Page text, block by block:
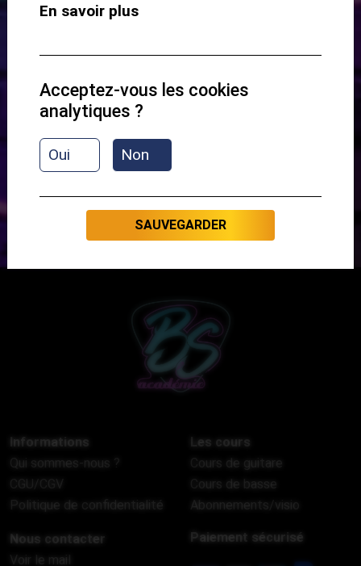
En savoir plus
Oui Non
Acceptez-vous les cookies
analytiques ?
SAUVEGARDER
Informations
Qui sommes-nous ?
CGU/CGV
Politique de confidentialité
Les cours
Cours de guitare
Cours de basse
Abonnements/visio
Nous contacter
Voir le mail
Paiement sécurisé